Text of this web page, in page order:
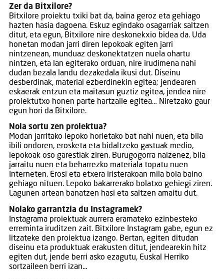
Zer da Bitxilore?
Bitxilore proiektu txiki bat da, baina geroz eta gehiago
hazten hasia dagoena. Eskuz egindako osagarriak saltzen
ditut, eta egun, Bitxilore nire deskonekxio bidea da. Uda
honetan modan jarri diren lepokoak egiten jarri
nintzenean, munduaz deskonektatzen nuela ohartu
nintzen, eta lan egiterako orduan, nire irudimena nahi
dudan bezala landu dezakedala ikusi dut. Diseinu
desberdinak, material ezberdinekin egitea; jendearen
eskaerak entzun eta maitasun guztiz egitea, jendea nire
proiektutxo honen parte hartzaile egitea… Niretzako gaur
egun hori da Bitxilore.
Nola sortu zen proiektua?
Modan jarritako lepoko horietako bat nahi nuen, eta bila
ibili ondoren, erosketa eta bidaltzeko gastuak medio,
lepokoak oso garestiak ziren. Burugogorra naizenez, bila
jarraitu nuen eta beharrezko materiala topatu nuen
Interneten. Erosi eta etxera iristerakoan mila bola baino
gehiago nituen. Lepoko bakarrerako bolatxo gehiegi ziren.
Lagunen artean banatzen hasi eta saltzen amaitu dut.
Nolako garrantzia du Instagramek?
Instagrama proiektuak aurrera eramateko ezinbesteko
erreminta iruditzen zait. Bitxilore Instagram gabe, egun ez
litzateke den proiektua izango. Bertan, egiten ditudan
diseinu eta produktuak erakusten ditut, jendearekin hitz
egiten dut, jende berri asko ezagutu, Euskal Herriko
sortzaileen berri izan…